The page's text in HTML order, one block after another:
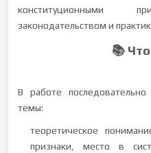
конституционными
законодательством и
📚
В работе
темы:
теоретическое
признаки, место в